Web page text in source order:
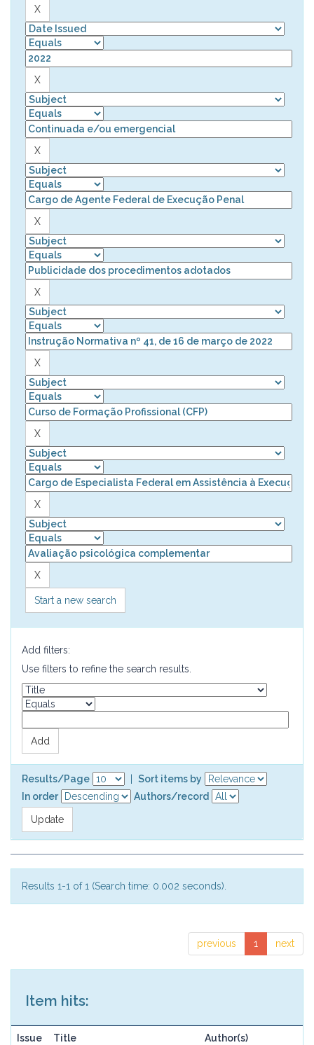
Start a new search
Add filters:
Use filters to refine the search results.
Results/Page
Sort items by
In order
Authors/record
Results 1-1 of 1 (Search time: 0.002 seconds).
previous 1 next
Item hits:
Issue Title Author(s)